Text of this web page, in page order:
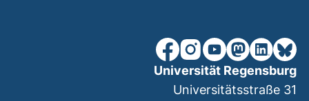
unsere Facebook-Seite
unsere Instagram-
unsere YouTube-
unsereunsere
Universität Regensburg
Universitätsstraße 31